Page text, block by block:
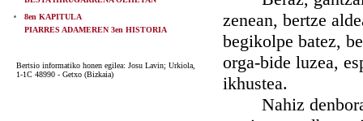
8en KAPITULA
PIARRES ADAMEREN 3en HISTORIA
Bertsio informatiko honen egilea: Josu Lavin; Urkiola,
1-1C 48990 - Getxo (Bizkaia)
zenean, bertze
begikolpe batez,
orga-bide luzea,
ikhustea.
Nahiz denbora